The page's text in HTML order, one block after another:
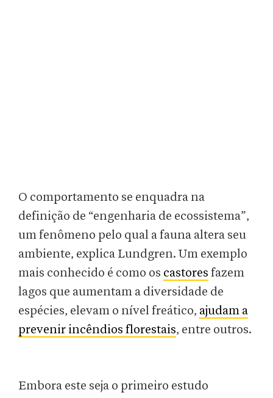
O comportamento se enquadra na
definição de “engenharia de ecossistema”,
um fenômeno pelo qual a fauna altera seu
ambiente, explica Lundgren. Um exemplo
mais conhecido é como os castores fazem
lagos que aumentam a diversidade de
espécies, elevam o nível freático, ajudam a
prevenir incêndios florestais, entre outros.
Embora este seja o primeiro estudo